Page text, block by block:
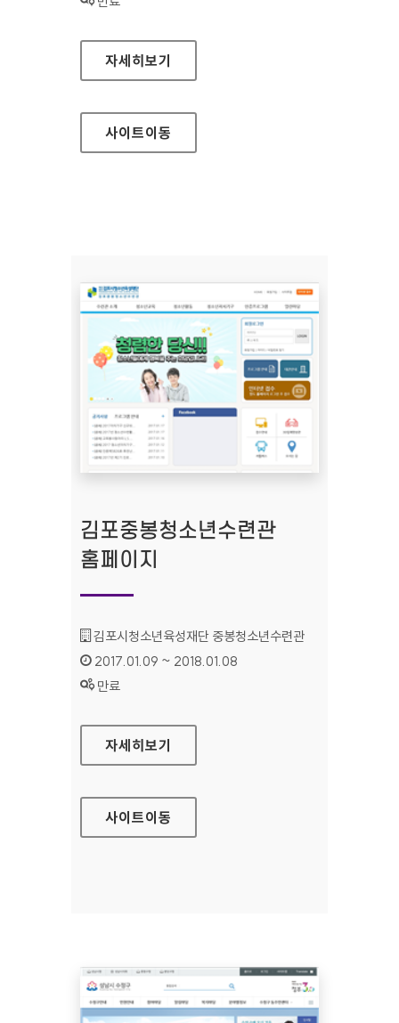
김포시청소년수련원 홈페이지
자세히보기
사이트이동
김포중봉청소년수련관
홈페이지
기관명 :
김포시청소년육성재단 중봉청소년수련관
인증기간 :
2017.01.09 ~ 2018.01.08
상태 :
만료
김포중봉청소년수련관 홈페이지
자세히보기
사이트이동